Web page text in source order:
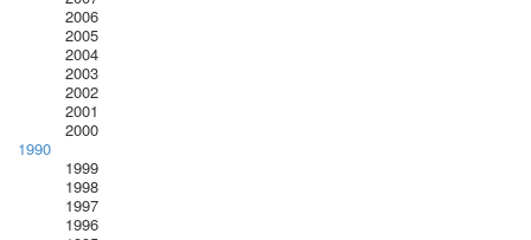
2006
2005
2004
2003
2002
2001
2000
1990
1999
1998
1997
1996